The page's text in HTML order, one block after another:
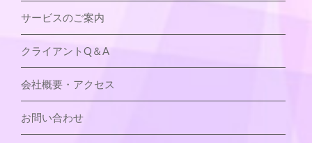
サービスのご案内
クライアントQ＆A
会社概要・アクセス
お問い合わせ